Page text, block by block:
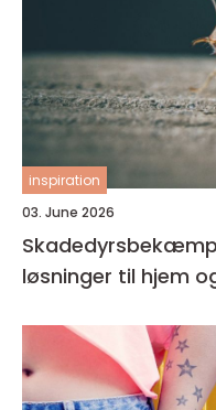
inspiration
03. June 2026
løsninger til hjem